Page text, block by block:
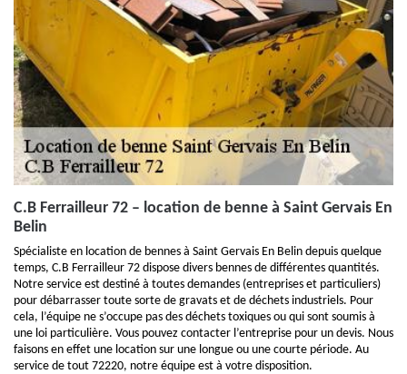
C.B Ferrailleur 72 – location de benne à Saint Gervais En
Belin
Spécialiste en location de bennes à Saint Gervais En Belin depuis quelque
temps, C.B Ferrailleur 72 dispose divers bennes de différentes quantités.
Notre service est destiné à toutes demandes (entreprises et particuliers)
pour débarrasser toute sorte de gravats et de déchets industriels. Pour
cela, l’équipe ne s’occupe pas des déchets toxiques ou qui sont soumis à
une loi particulière. Vous pouvez contacter l’entreprise pour un devis. Nous
faisons en effet une location sur une longue ou une courte période. Au
service de tout 72220, notre équipe est à votre disposition.